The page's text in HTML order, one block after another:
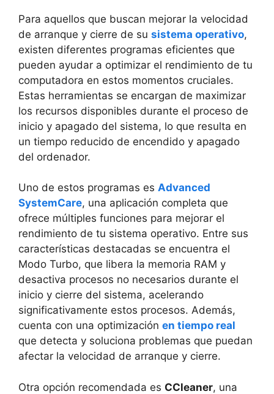
Para aquellos que buscan mejorar la ⁤velocidad
⁤de arranque y cierre de ⁣su sistema operativo,
existen ⁤diferentes programas eficientes que
pueden ayudar a optimizar el rendimiento de ‍tu
computadora en estos momentos cruciales.
⁣Estas herramientas se encargan de maximizar
los recursos disponibles durante el proceso ​de
inicio y apagado del sistema, ⁣lo‍ que resulta en
un tiempo​ reducido ​de encendido y apagado
del ordenador.
Uno de estos programas es Advanced
SystemCare, una ⁢aplicación completa que
ofrece ​múltiples funciones para mejorar ‍el
rendimiento de tu sistema ⁣operativo. Entre sus
características destacadas‌ se‍ encuentra el
Modo Turbo, que libera la ​memoria ‍RAM y
desactiva procesos no necesarios durante el
inicio y cierre del sistema, acelerando
⁣significativamente estos procesos. ​Además,
cuenta ⁤con una ⁤optimización⁣ en tiempo real
que ​detecta y soluciona problemas ⁢que puedan
afectar la ‌velocidad ‌de arranque y cierre.
Otra opción recomendada es CCleaner, una